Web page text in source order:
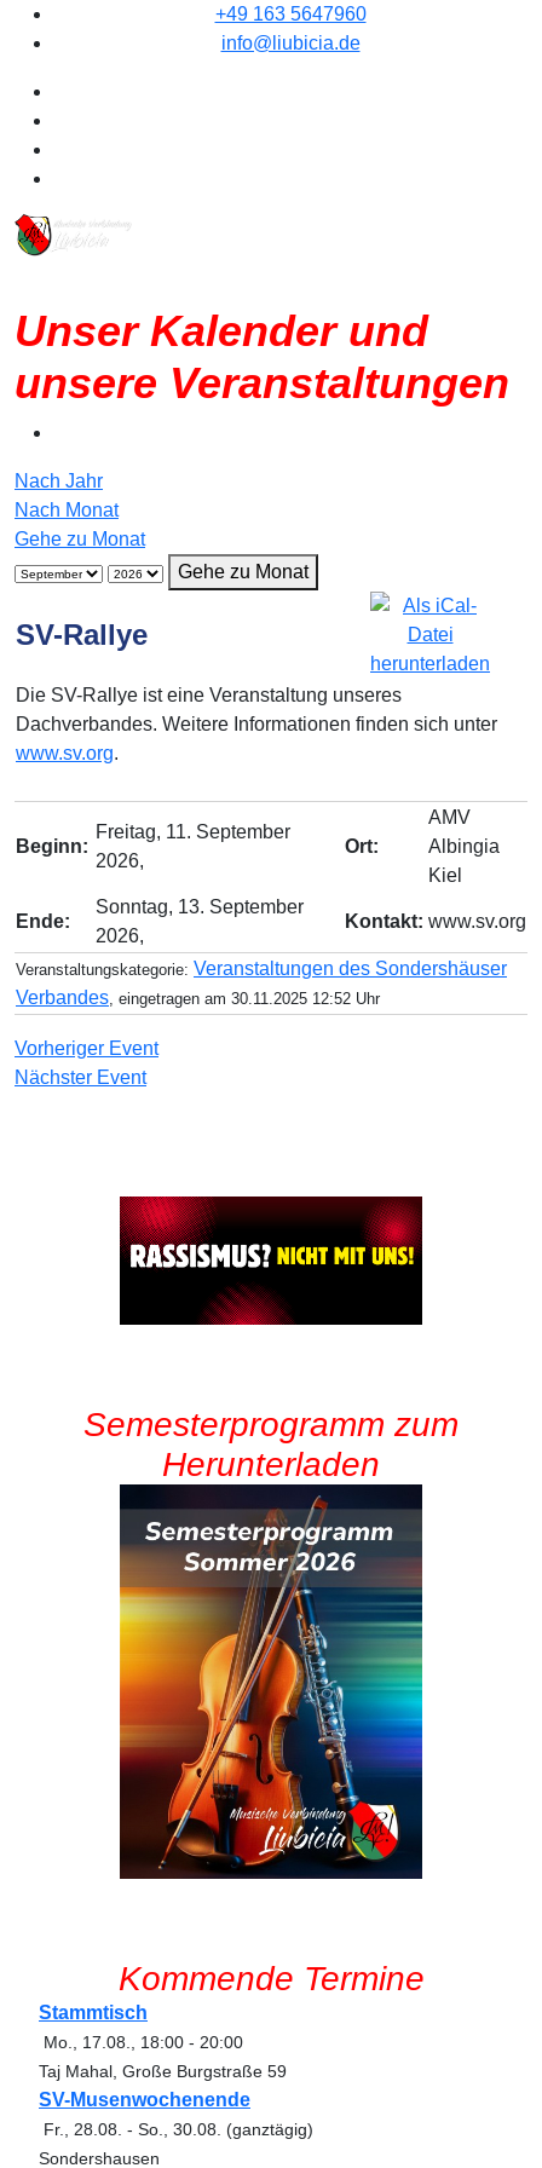
+49 163 5647960
info@liubicia.de
Unser Kalender und
unsere Veranstaltungen
Nach Jahr
Nach Monat
Gehe zu Monat
Gehe zu Monat
SV-Rallye
Die SV-Rallye ist eine Veranstaltung unseres
Dachverbandes. Weitere Informationen finden sich unter
www.sv.org.
Beginn:
Freitag, 11. September
2026,
Ort:
AMV
Albingia
Kiel
Ende:
Sonntag, 13. September
2026,
Kontakt: www.sv.org
Veranstaltungskategorie: Veranstaltungen des Sondershäuser
Verbandes, eingetragen am 30.11.2025 12:52 Uhr
Vorheriger Event
Nächster Event
Semesterprogramm zum
Herunterladen
Kommende Termine
Stammtisch
Mo., 17.08. 18:00 - 20:00
Taj Mahal, Große Burgstraße 59
SV-Musenwochenende
Fr., 28.08. - So., 30.08. (ganztägig)
Sondershausen